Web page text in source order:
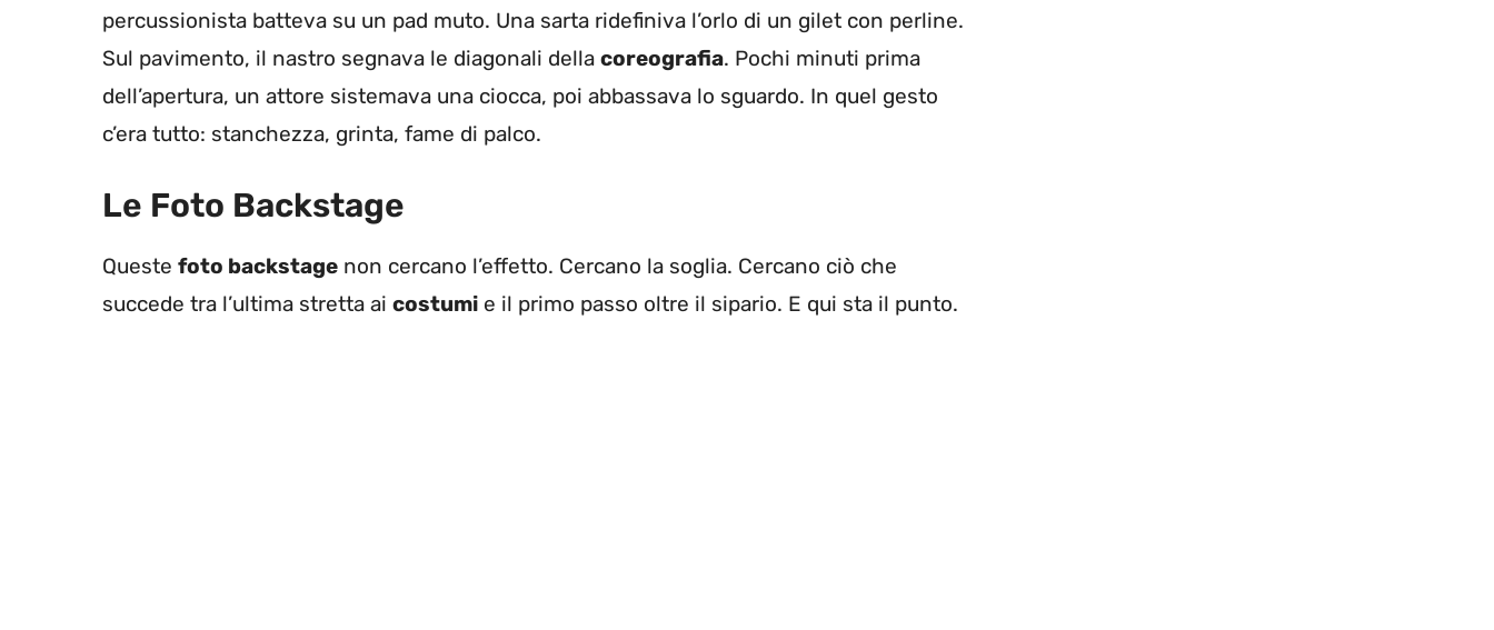
percussionista batteva su un pad muto. Una sarta ridefiniva l’orlo di un gilet con perline.
Sul pavimento, il nastro segnava le diagonali della coreografia. Pochi minuti prima
dell’apertura, un attore sistemava una ciocca, poi abbassava lo sguardo. In quel gesto
c’era tutto: stanchezza, grinta, fame di palco.
Le Foto Backstage
Queste foto backstage non cercano l’effetto. Cercano la soglia. Cercano ciò che
succede tra l’ultima stretta ai costumi e il primo passo oltre il sipario. E qui sta il punto.